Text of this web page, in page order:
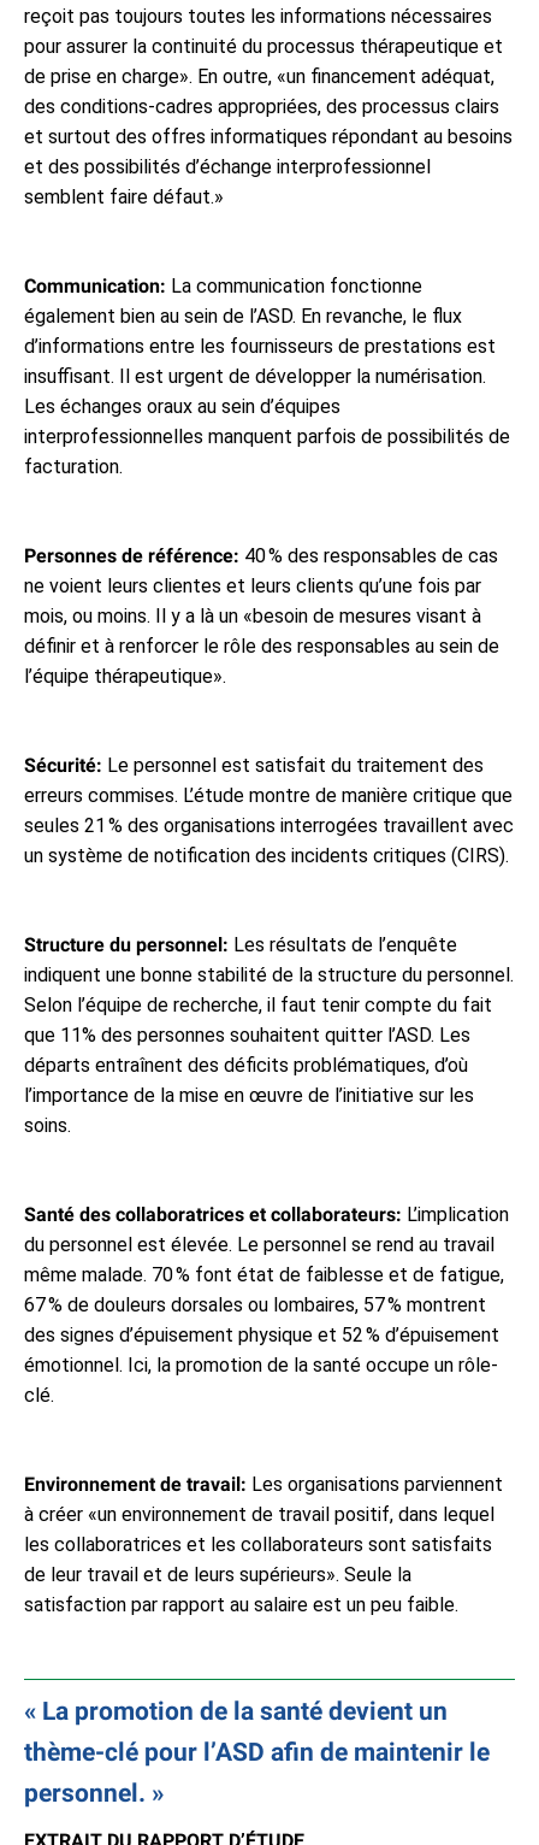
reçoit pas toujours toutes les informations nécessaires
pour assurer la continuité du processus thérapeutique et
de prise en charge». En outre, «un financement adéquat,
des conditions-cadres appropriées, des processus clairs
et surtout des offres informatiques répondant au besoins
et des possibilités d’échange interprofessionnel
semblent faire défaut.»
Communication: La communication fonctionne
également bien au sein de l’ASD. En revanche, le flux
d’informations entre les fournisseurs de prestations est
insuffisant. Il est urgent de développer la numérisation.
Les échanges oraux au sein d’équipes
interprofessionnelles manquent parfois de possibilités de
facturation.
Personnes de référence: 40 % des responsables de cas
ne voient leurs clientes et leurs clients qu’une fois par
mois, ou moins. Il y a là un «besoin de mesures visant à
définir et à renforcer le rôle des responsables au sein de
l’équipe thérapeutique».
Sécurité: Le personnel est satisfait du traitement des
erreurs commises. L’étude montre de manière critique que
seules 21 % des organisations interrogées travaillent avec
un système de notification des incidents critiques (CIRS).
Structure du personnel: Les résultats de l’enquête
indiquent une bonne stabilité de la structure du personnel.
Selon l’équipe de recherche, il faut tenir compte du fait
que 11% des personnes souhaitent quitter l’ASD. Les
départs entraînent des déficits problématiques, d’où
l’importance de la mise en œuvre de l’initiative sur les
soins.
Santé des collaboratrices et collaborateurs: L’implication
du personnel est élevée. Le personnel se rend au travail
même malade. 70 % font état de faiblesse et de fatigue,
67 % de douleurs dorsales ou lombaires, 57 % montrent
des signes d’épuisement physique et 52 % d’épuisement
émotionnel. Ici, la promotion de la santé occupe un rôle-
clé.
Environnement de travail: Les organisations parviennent
à créer «un environnement de travail positif, dans lequel
les collaboratrices et les collaborateurs sont satisfaits
de leur travail et de leurs supérieurs». Seule la
satisfaction par rapport au salaire est un peu faible.
La promotion de la santé devient un
thème-clé pour l’ASD afin de maintenir le
personnel.
EXTRAIT DU RAPPORT D’ÉTUDE